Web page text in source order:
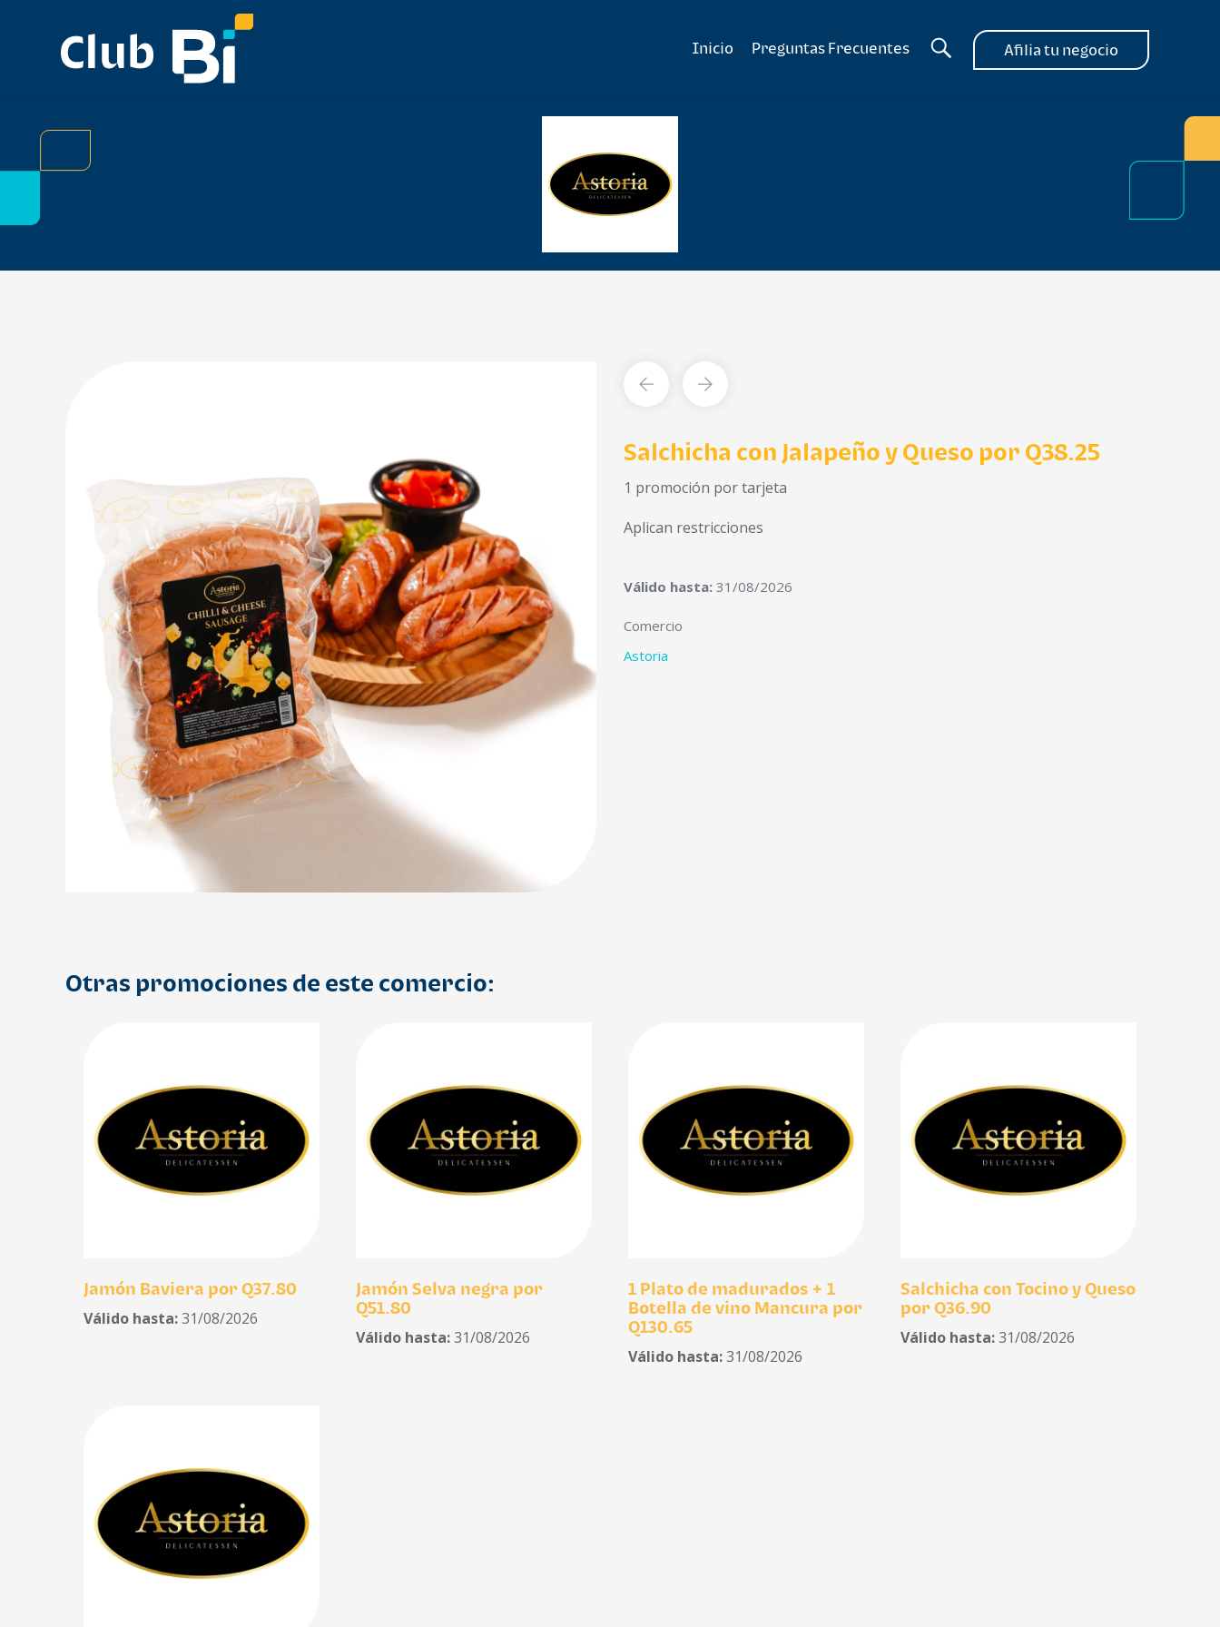
Inicio Preguntas Frecuentes Afilia tu negocio
Salchicha con Jalapeño y Queso por Q38.25
1 promoción por tarjeta
Aplican restricciones
Válido hasta: 31/08/2026
Comercio
Astoria
Otras promociones de este comercio:
Jamón Baviera por Q37.80
Válido hasta:31/08/2026
Jamón Selva negra por
Q51.80
Válido hasta:31/08/2026
1 Plato de madurados + 1
Botella de vino Mancura por
Q130.65
Válido hasta:31/08/2026
Salchicha con Tocino y Queso
por Q36.90
Válido hasta:31/08/2026